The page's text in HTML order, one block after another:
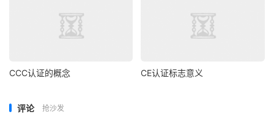
CCC认证的概念 CE认证标志意义
评论 抢沙发